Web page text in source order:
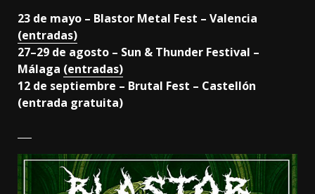
23 de mayo – Blastor Metal Fest – Valencia
(entradas)
27–29 de agosto – Sun & Thunder Festival –
Málaga (entradas)
12 de septiembre – Brutal Fest – Castellón
(entrada gratuita)